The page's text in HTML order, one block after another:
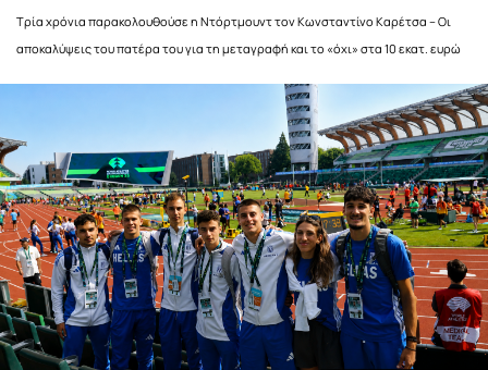
Τρία χρόνια παρακολουθούσε η Ντόρτμουντ τον Κωνσταντίνο Καρέτσα – Οι
αποκαλύψεις του πατέρα του για τη μεταγραφή και το «όχι» στα 10 εκατ. ευρώ